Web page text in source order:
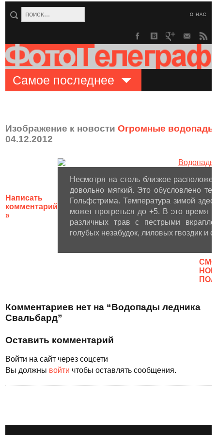
О НАС
Самое последнее
Изображение к новостиОгромные водопады
04.12.2012
Написать
комментарий
»
Несмотря на столь близкое
довольно мягкий. Это обусловлено
Гольфстрима. Температура зимой
может прогреться до +5. В это время
различных трав с пестрыми
голубых незабудок, лиловых гвоздик и
Комментариев нет на “Водопады ледника
Свальбард”
Оставить комментарий
Войти на сайт через соцсети
Вы должны войти чтобы оставлять сообщения.